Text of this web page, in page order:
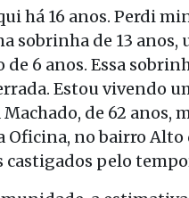
há 16 anos. Perdi
sobrinha de 13 anos,
6 anos. Essa
Estou vivendo
Machado, de 62 anos,
Oficina, no bairro Alto
castigados pelo